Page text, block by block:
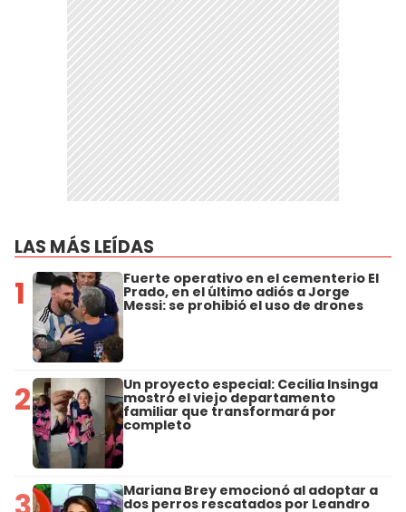
LAS MÁS LEÍDAS
1 Fuerte operativo en el cementerio El
Prado, en el último adiós a Jorge
Messi: se prohibió el uso de drones
2 Un proyecto especial: Cecilia Insinga
mostró el viejo departamento
familiar que transformará por
completo
Mariana Brey emocionó al adoptar a
dos perros rescatados por Leandro